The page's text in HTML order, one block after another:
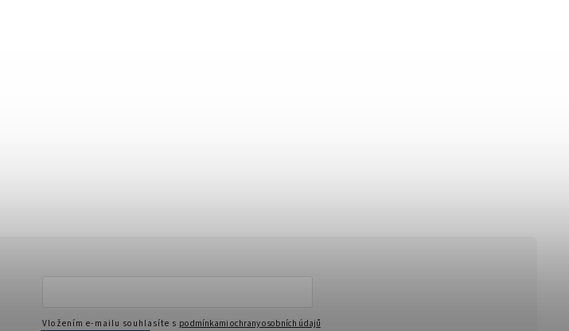
Vložením e-mailu souhlasíte s podmínkami ochrany osobních údajů